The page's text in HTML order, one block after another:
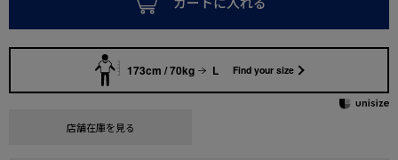
173cm / 70kg L Find your size
店舗在庫を見る